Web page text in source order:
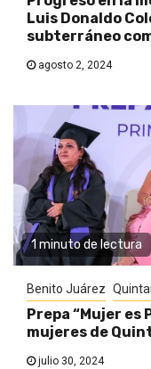
Luis Donaldo
subterráneo
agosto 2, 2024
1 minuto de lectura
Benito Juárez
Prepa “Mujer
mujeres de
julio 30, 2024